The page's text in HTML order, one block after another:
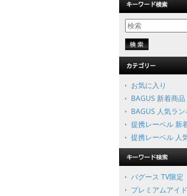
お気に入り
BAGUS 新着商品
BAGUS 人気ラ
提携レーベル 新
提携レーベル 人
バグース TV限定
プレミアムアイ